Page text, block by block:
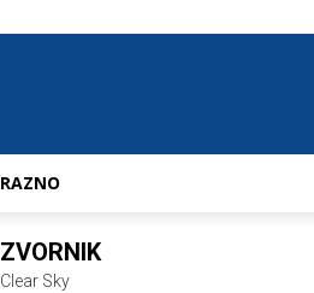
RAZNO
ZVORNIK
Clear Sky